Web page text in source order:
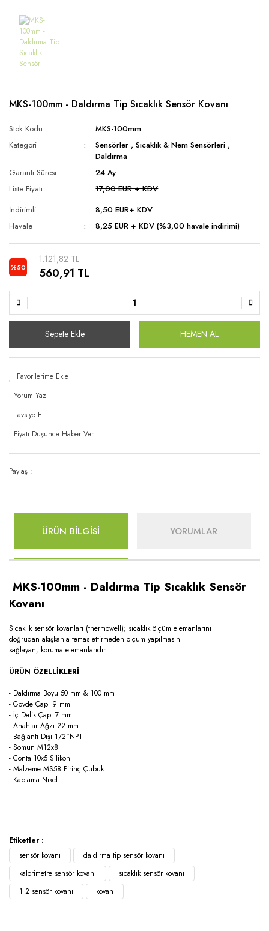
MKS-100mm - Daldırma Tip Sıcaklık Sensör Kovanı
Stok Kodu
MKS-100mm
Kategori
Sensörler ,Sıcaklık & Nem Sensörleri ,
Daldırma
Garanti Süresi
24 Ay
Liste Fiyatı
17,00 EUR + KDV
İndirimli
8,50 EUR+ KDV
Havale
8,25 EUR + KDV (%3,00 havale indirimi)
%50
1.121,82 TL
560,91 TL
Sepete Ekle HEMEN AL
Yorum Yaz
Tavsiye Et
Fiyatı Düşünce Haber Ver
Paylaş :
ÜRÜN BİLGİSİ YORUMLAR
MKS-100mm - Daldırma Tip Sıcaklık Sensör
Kovanı
Sıcaklık sensör kovanları (thermowell); sıcaklık ölçüm elemanlarını
doğrudan akışkanla temas ettirmeden ölçüm yapılmasını
sağlayan, koruma elemanlarıdır.
ÜRÜN ÖZELLİKLERİ
- Daldırma Boyu 50 mm & 100 mm
- Gövde Çapı 9 mm
- İç Delik Çapı 7 mm
- Anahtar Ağzı 22 mm
- Bağlantı Dişi 1/2"NPT
- Somun M12x8
- Conta 10x5 Silikon
- Malzeme MS58 Pirinç Çubuk
- Kaplama Nikel
Etiketler :
sensör kovanı
daldırma tip sensör kovanı
kalorimetre sensör kovanı
sıcaklık sensör kovanı
1 2 sensör kovanı
kovan